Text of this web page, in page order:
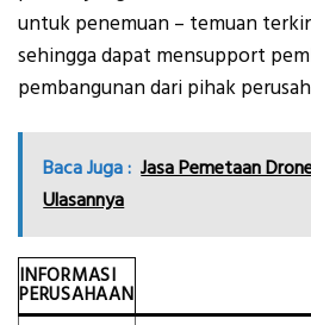
untuk penemuan – temuan
sehingga dapat mensupport
pembangunan dari pihak
Baca Juga : Jasa Pemetaan
Ulasannya
INFORMASI
PERUSAHAAN